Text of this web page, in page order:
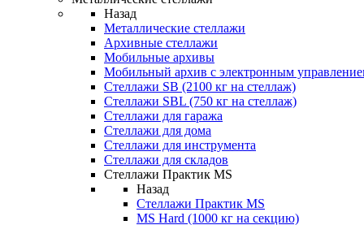
Назад
Металлические стеллажи
Архивные стеллажи
Мобильные архивы
Мобильный архив с электронным
Стеллажи SB (2100 кг на стеллаж)
Стеллажи SBL (750 кг на стеллаж)
Стеллажи для гаража
Стеллажи для дома
Стеллажи для инструмента
Стеллажи для складов
Стеллажи Практик MS
Назад
Стеллажи Практик MS
MS Hard (1000 кг на секцию)